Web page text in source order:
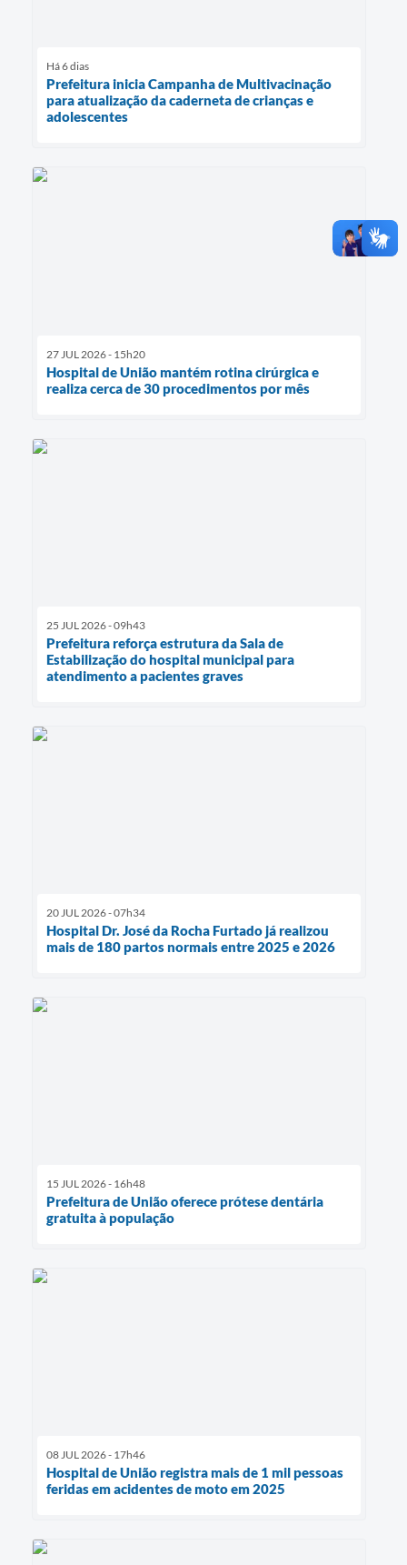
Há 6 dias
Prefeitura inicia Campanha de Multivacinação
para atualização da caderneta de crianças e
adolescentes
27 JUL 2026 - 15h20
Hospital de União mantém rotina cirúrgica e
realiza cerca de 30 procedimentos por mês
25 JUL 2026 - 09h43
Prefeitura reforça estrutura da Sala de
Estabilização do hospital municipal para
atendimento a pacientes graves
20 JUL 2026 - 07h34
Hospital Dr. José da Rocha Furtado já realizou
mais de 180 partos normais entre 2025 e 2026
15 JUL 2026 - 16h48
Prefeitura de União oferece prótese dentária
gratuita à população
08 JUL 2026 - 17h46
Hospital de União registra mais de 1 mil pessoas
feridas em acidentes de moto em 2025